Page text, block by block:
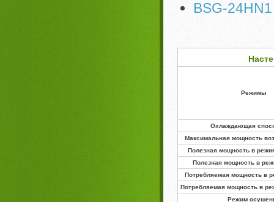
BSG-24HN1
Режимы
Охлаждающая
Максимальная мощность
Полезная мощность в
Полезная мощность в
Потребляемая мощность в
Потребляемая мощность в
Режим